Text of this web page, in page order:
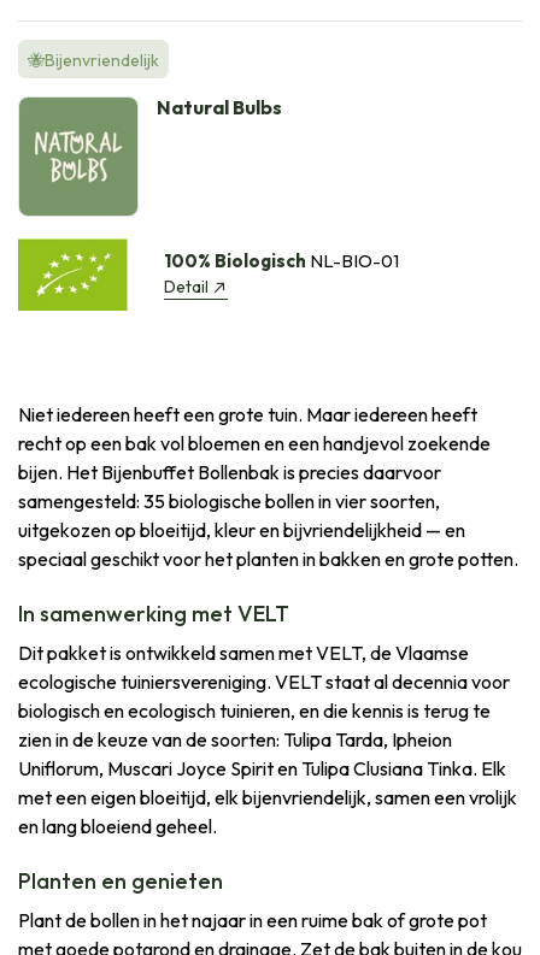
🐝Bijenvriendelijk
Natural Bulbs
100% Biologisch NL-BIO-01
Detail
Niet iedereen heeft een grote tuin. Maar iedereen heeft
recht op een bak vol bloemen en een handjevol zoekende
bijen. Het Bijenbuffet Bollenbak is precies daarvoor
samengesteld: 35 biologische bollen in vier soorten,
uitgekozen op bloeitijd, kleur en bijvriendelijkheid — en
speciaal geschikt voor het planten in bakken en grote potten.
In samenwerking met VELT
Dit pakket is ontwikkeld samen met VELT, de Vlaamse
ecologische tuiniersvereniging. VELT staat al decennia voor
biologisch en ecologisch tuinieren, en die kennis is terug te
zien in de keuze van de soorten: Tulipa Tarda, Ipheion
Uniflorum, Muscari Joyce Spirit en Tulipa Clusiana Tinka. Elk
met een eigen bloeitijd, elk bijenvriendelijk, samen een vrolijk
en lang bloeiend geheel.
Planten en genieten
Plant de bollen in het najaar in een ruime bak of grote pot
met goede potgrond en drainage. Zet de bak buiten in de kou